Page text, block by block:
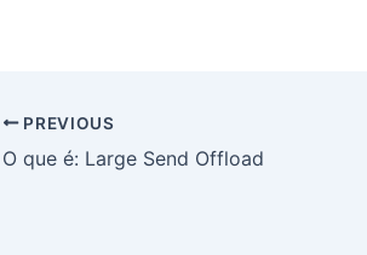
PREVIOUS
O que é: Large Send Offload